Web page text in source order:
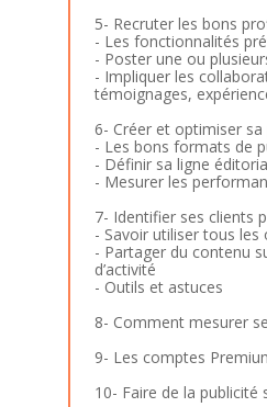
5- Recruter les bons
- Les fonctionnalités
- Poster une ou
- Impliquer les
témoignages,
6- Créer et optimiser
- Les bons formats de
- Définir sa ligne
- Mesurer les
7- Identifier ses clients
- Savoir utiliser tous
- Partager du contenu
d’activité
- Outils et astuces
8- Comment mesurer
9- Les comptes
10- Faire de la publicité